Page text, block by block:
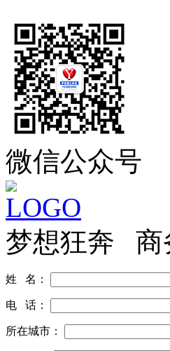
微信公众号
梦想狂奔 商
姓 名：
电 话：
所在城市：